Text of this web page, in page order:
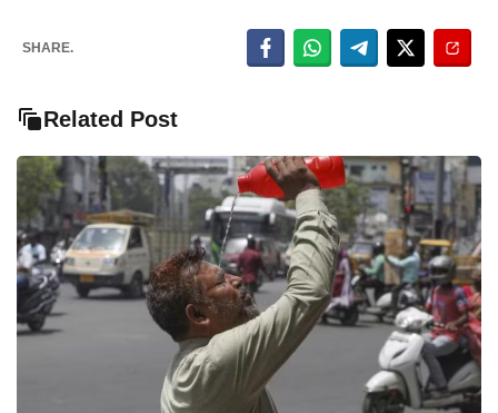
SHARE.
Related Post